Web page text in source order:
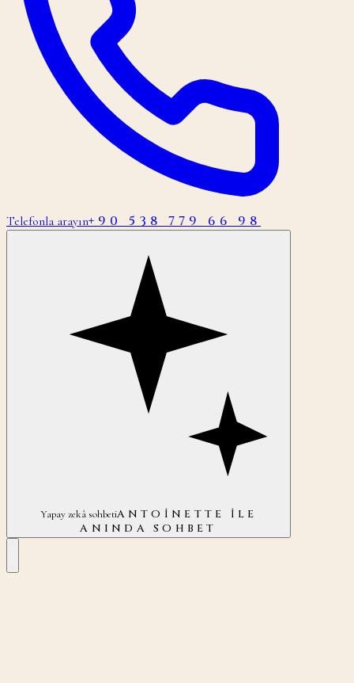
Telefonla arayın+90 538 779 66 98
Yapay zekâ sohbetiANTOINETTE ILE
ANINDA SOHBET